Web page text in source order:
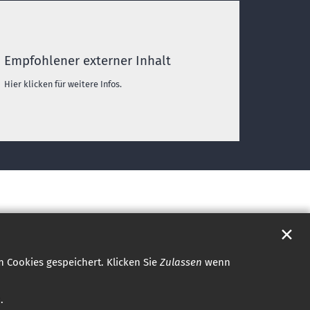
gespeichert. Klicken Sie Zulassen wenn
✕
Empfohlener externer Inhalt
Hier klicken für weitere Infos.